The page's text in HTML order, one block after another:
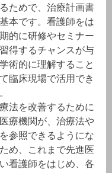
ためで、治療計画書
本です。看護師をは
的に研修やセミナー
得するチャンスが与
術的に理解すること
臨床現場で活用でき
法を改善するために
療機関が、治療法や
参照できるようにな
め、これまで先進医
看護師をはじめ、各